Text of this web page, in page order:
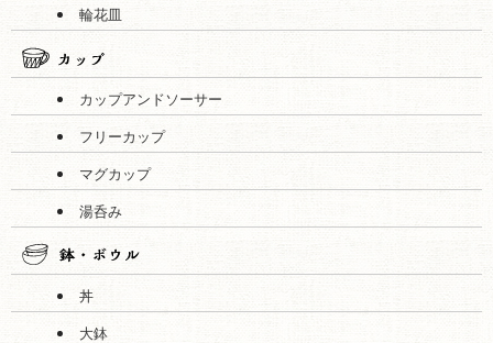
輪花皿
カップアンドソーサー
フリーカップ
マグカップ
湯呑み
丼
大鉢